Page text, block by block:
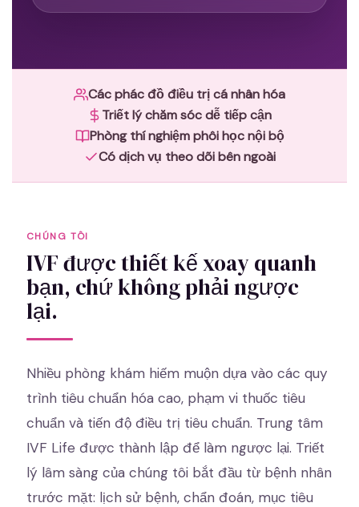
Các phác đồ điều trị cá nhân hóa
Triết lý chăm sóc dễ tiếp cận
Phòng thí nghiệm phôi học nội bộ
Có dịch vụ theo dõi bên ngoài
CHÚNG TÔI
IVF được thiết kế xoay quanh
bạn, chứ không phải ngược
lại.
Nhiều phòng khám hiếm muộn dựa vào các quy
trình tiêu chuẩn hóa cao, phạm vi thuốc tiêu
chuẩn và tiến độ điều trị tiêu chuẩn. Trung tâm
IVF Life được thành lập để làm ngược lại. Triết
lý lâm sàng của chúng tôi bắt đầu từ bệnh nhân
trước mặt: lịch sử bệnh, chẩn đoán, mục tiêu